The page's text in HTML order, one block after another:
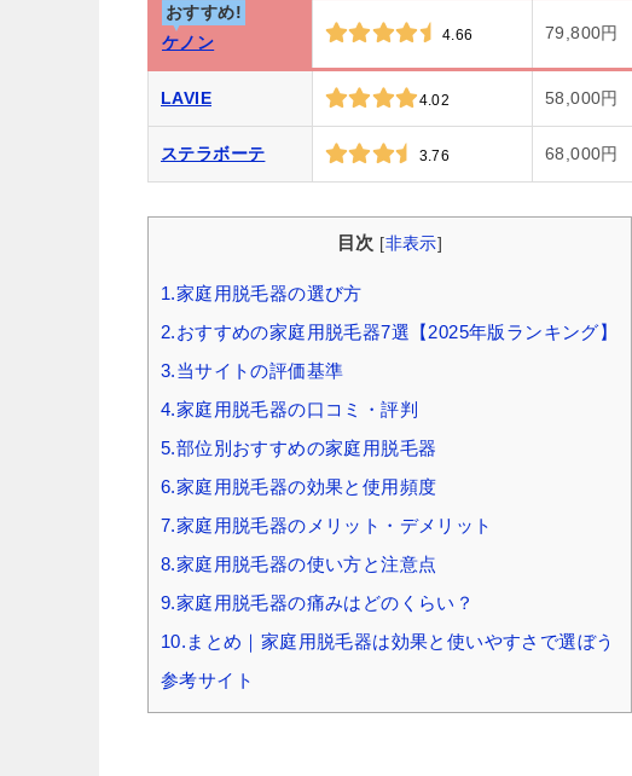
おすすめ!
ケノン
4.66 79,800円
LAVIE 4.02 58,000円
ステラボーテ 3.76 68,000円
目次 [非表示]
1.家庭用脱毛器の選び方
2.おすすめの家庭用脱毛器7選【2025年版ランキング】
3.当サイトの評価基準
4.家庭用脱毛器の口コミ・評判
5.部位別おすすめの家庭用脱毛器
6.家庭用脱毛器の効果と使用頻度
7.家庭用脱毛器のメリット・デメリット
8.家庭用脱毛器の使い方と注意点
9.家庭用脱毛器の痛みはどのくらい？
10.まとめ｜家庭用脱毛器は効果と使いやすさで選ぼう
参考サイト